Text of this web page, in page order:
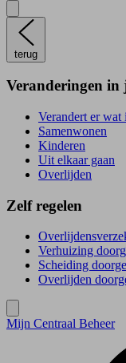
terug
Veranderingen in
Verandert er wat
Samenwonen
Kinderen
Uit elkaar gaan
Overlijden
Zelf regelen
Verhuizing
Scheiding
Overlijden
Mijn Centraal Beheer